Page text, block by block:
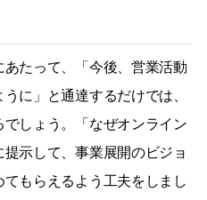
たって、「今後、営業活動
に」と通達するだけでは、
しょう。「なぜオンライン
示して、事業展開のビジョ
もらえるよう工夫をしまし